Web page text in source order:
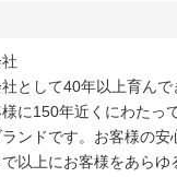
として40年以上育んで
に150年近くにわたっ
ンドです。お客様の安
以上にお客様をあらゆ